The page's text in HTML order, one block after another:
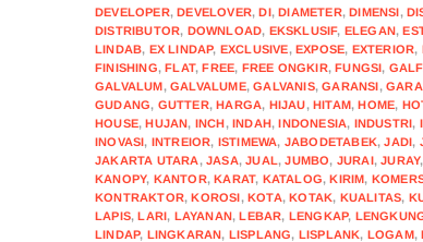
DEVELOPER,DEVELOVER,DI,DIAMETER,DIMENSI,
DISTRIBUTOR, DOWNLOAD, EKSKLUSIF, ELEGAN,
LINDAB, EX LINDAP, EXCLUSIVE,EXPOSE, EXTERIOR,
FINISHING,FLAT,FREE, FREE ONGKIR,FUNGSI,
GALVALUM,GALVALUME,GALVANIS,GARANSI,
GUDANG, GUTTER,HARGA, HIJAU,HITAM,HOME,
HOUSE,HUJAN, INCH,INDAH,INDONESIA, INDUSTRI,
INOVASI, INTREIOR, ISTIMEWA, JABODETABEK,JADI,
JAKARTA UTARA,JASA,JUAL,JUMBO, JURAI,JURAY,
KANOPY, KANTOR,KARAT, KATALOG,KIRIM,
KONTRAKTOR,KOROSI,KOTA,KOTAK, KUALITAS,
LAPIS,LARI, LAYANAN,LEBAR, LENGKAP,
LINDAP, LINGKARAN, LISPLANG, LISPLANK, LOGAM,